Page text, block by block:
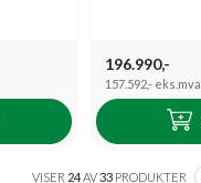
196.990,-
157.592,- eks.mva
VISER 24AV33 PRODUKTER